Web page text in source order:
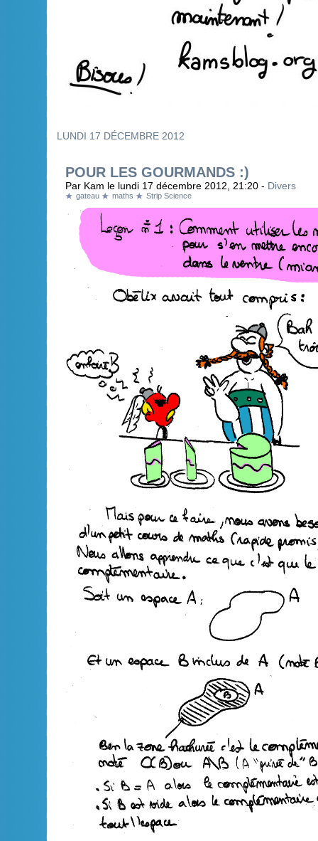
LUNDI 17 DÉCEMBRE 2012
POUR LES GOURMANDS :)
Par Kam le lundi 17 décembre 2012, 21:20 - Divers
gateau maths Strip Science